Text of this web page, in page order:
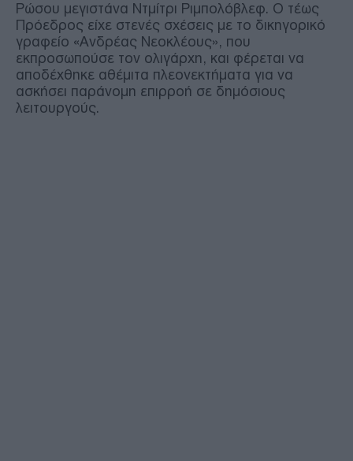
Ρώσου μεγιστάνα Ντμίτρι Ριμπολόβλεφ. Ο τέως
Πρόεδρος είχε στενές σχέσεις με το δικηγορικό
γραφείο «Ανδρέας Νεοκλέους», που
εκπροσωπούσε τον ολιγάρχη, και φέρεται να
αποδέχθηκε αθέμιτα πλεονεκτήματα για να
ασκήσει παράνομη επιρροή σε δημόσιους
λειτουργούς.